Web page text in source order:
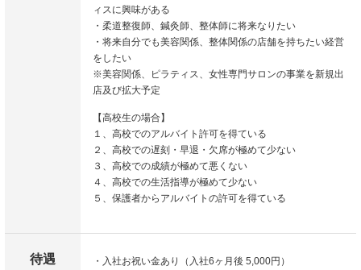
ィスに興味がある
・柔道整復師、鍼灸師、整体師に将来なりたい
・将来自分でも美容関係、整体関係の店舗を持ちたい経営
をしたい
※美容関係、ピラティス、女性専門サロンの事業を新規出
店及び拡大予定
【高校生の場合】
１、高校でのアルバイト許可を得ている
２、高校での遅刻・早退・欠席が極めて少ない
３、高校での成績が極めて悪くない
４、高校での生活指導が極めて少ない
５、保護者からアルバイトの許可を得ている
待遇
・入社お祝い金あり（入社6ヶ月後 5,000円）